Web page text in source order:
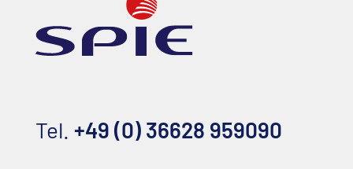
Tel. +49 (0) 36628 959090